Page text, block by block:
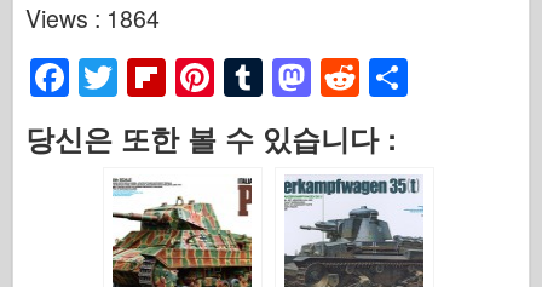
Views : 1864
F
a
c
T
wi
tt
er
Fl
ip
b
o
ar
d
Pi
nt
er
st
T
u
m
bl
M
a
st
o
d
o
R
e
d
di
t
e
당신은 또한 볼 수 있습니다 :